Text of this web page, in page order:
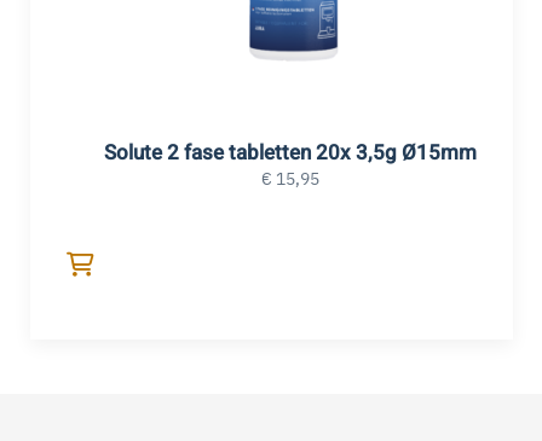
Solute 2 fase tabletten 20x 3,5g Ø15mm
€ 15,95